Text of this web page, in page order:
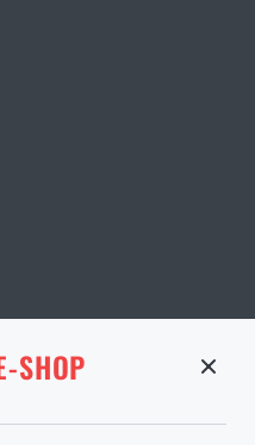
NEEXISTUJE
SHOP